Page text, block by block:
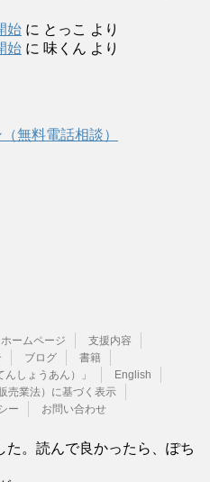
始 に とっこ より
始 に 味くん より
無料電話相談）
ームページ
支援内容
ブログ
書籍
しょうあん）」
English
売業法）に基づく表示
ー
お問い合わせ
。読んで良かったら、ぽち